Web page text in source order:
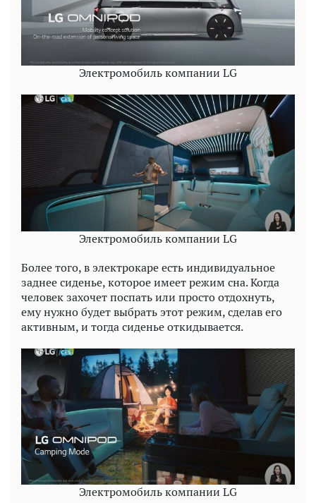
Электромобиль компании LG
Электромобиль компании LG
Более того, в электрокаре есть индивидуальное
заднее сиденье, которое имеет режим сна. Когда
человек захочет поспать или просто отдохнуть,
ему нужно будет выбрать этот режим, сделав его
активным, и тогда сиденье откидывается.
Электромобиль компании LG